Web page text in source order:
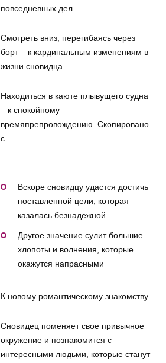
повседневных дел
Смотреть вниз, перегибаясь через
борт – к кардинальным изменениям в
жизни сновидца
Находиться в каюте плывущего судна
– к спокойному
времяпрепровождению. Скопировано
с
Вскоре сновидцу удастся достичь
поставленной цели, которая
казалась безнадежной.
Другое значение сулит большие
хлопоты и волнения, которые
окажутся напрасными
К новому романтическому знакомству
Сновидец поменяет свое привычное
окружение и познакомится с
интересными людьми, которые станут